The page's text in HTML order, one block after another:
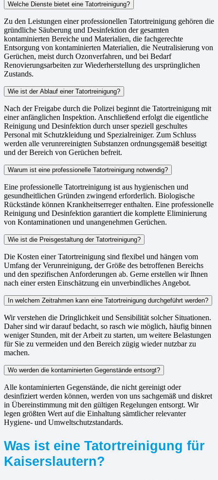
Welche Dienste bietet eine Tatortreinigung?
Zu den Leistungen einer professionellen Tatortreinigung gehören die
gründliche Säuberung und Desinfektion der gesamten
kontaminierten Bereiche und Materialien, die fachgerechte
Entsorgung von kontaminierten Materialien, die Neutralisierung von
Gerüchen, meist durch Ozonverfahren, und bei Bedarf
Renovierungsarbeiten zur Wiederherstellung des ursprünglichen
Zustands.
Wie ist der Ablauf einer Tatortreinigung?
Nach der Freigabe durch die Polizei beginnt die Tatortreinigung mit
einer anfänglichen Inspektion. Anschließend erfolgt die eigentliche
Reinigung und Desinfektion durch unser speziell geschultes
Personal mit Schutzkleidung und Spezialreiniger. Zum Schluss
werden alle verunrereinigten Substanzen ordnungsgemäß beseitigt
und der Bereich von Gerüchen befreit.
Warum ist eine professionelle Tatortreinigung notwendig?
Eine professionelle Tatortreinigung ist aus hygienischen und
gesundheitlichen Gründen zwingend erforderlich. Biologische
Rückstände können Krankheitserreger enthalten. Eine professionelle
Reinigung und Desinfektion garantiert die komplette Eliminierung
von Kontaminationen und unangenehmen Gerüchen.
Wie ist die Preisgestaltung der Tatortreinigung?
Die Kosten einer Tatortreinigung sind flexibel und hängen vom
Umfang der Verunreinigung, der Größe des betroffenen Bereichs
und den spezifischen Anforderungen ab. Gerne erstellen wir Ihnen
nach einer ersten Einschätzung ein unverbindliches Angebot.
In welchem Zeitrahmen kann eine Tatortreinigung durchgeführt werden?
Wir verstehen die Dringlichkeit und Sensibilität solcher Situationen.
Daher sind wir darauf bedacht, so rasch wie möglich, häufig binnen
weniger Stunden, mit der Arbeit zu starten, um weitere Belastungen
für Sie zu vermeiden und den Bereich zügig wieder nutzbar zu
machen.
Wo werden die kontaminierten Gegenstände entsorgt?
Alle kontaminierten Gegenstände, die nicht gereinigt oder
desinfiziert werden können, werden von uns sachgemäß und diskret
in Übereinstimmung mit den gültigen Regelungen entsorgt. Wir
legen größten Wert auf die Einhaltung sämtlicher relevanter
Hygiene- und Umweltschutzstandards.
Was ist eine Tatortreinigung für
Kaiserslautern?